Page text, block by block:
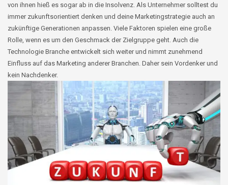
von ihnen hieß es sogar ab in die Insolvenz. Als Unternehmer solltest du
immer zukunftsorientiert denken und deine Marketingstrategie auch an
zukünftige Generationen anpassen. Viele Faktoren spielen eine große
Rolle, wenn es um den Geschmack der Zielgruppe geht. Auch die
Technologie Branche entwickelt sich weiter und nimmt zunehmend
Einfluss auf das Marketing anderer Branchen. Daher sein Vordenker und
kein Nachdenker.